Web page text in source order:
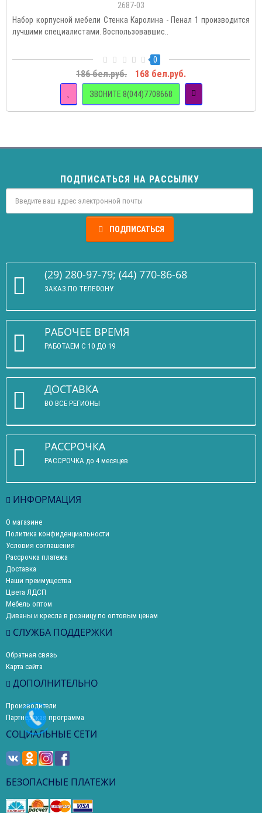
2687-03
Набор корпусной мебели Стенка Каролина - Пенал 1 производится
лучшими специалистами. Воспользовавшис..
0
186 бел.руб. 168 бел.руб.
ЗВОНИТЕ 8(044)7708668
ПОДПИСАТЬСЯ НА РАССЫЛКУ
ПОДПИСАТЬСЯ
(29) 280-97-79; (44) 770-86-68
ЗАКАЗ ПО ТЕЛЕФОНУ
РАБОЧЕЕ ВРЕМЯ
РАБОТАЕМ С 10 ДО 19
ДОСТАВКА
ВО ВСЕ РЕГИОНЫ
РАССРОЧКА
РАССРОЧКА до 4 месяцев
ИНФОРМАЦИЯ
О магазине
Политика конфиденциальности
Условия соглашения
Рассрочка платежа
Доставка
Наши преимущества
Цвета ЛДСП
Мебель оптом
Диваны и кресла в розницу по оптовым ценам
СЛУЖБА ПОДДЕРЖКИ
Обратная связь
Карта сайта
ДОПОЛНИТЕЛЬНО
Производители
Партнерская программа
СОЦИАЛЬНЫЕ СЕТИ
БЕЗОПАСНЫЕ ПЛАТЕЖИ